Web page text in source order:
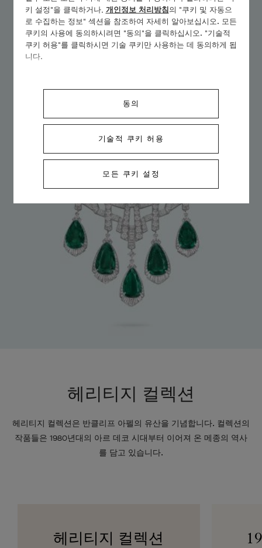
컬렉션 자세히 보기
헤리티지 컬렉션
헤리티지 컬렉션은 반클리프 아펠의 유산을 기념합니다. 컬렉션의
작품들은 1980년대의 아르 데코 시대부터 이어져 온 메종의 역사
를 담고 있습니다.
헤리티지 컬렉션
키 설정"을 클릭하거나, 개인정보 처리방침의 "쿠키 및 자동으
로 수집하는 정보" 섹션을 참조하여 자세히 알아보십시오. 모든
쿠키의 사용에 동의하시려면 "동의"을 클릭하십시오. "기술적
쿠키 허용"를 클릭하시면 기술 쿠키만 사용하는 데 동의하게 됩
니다.
동의
기술적 쿠키 허용
모든 쿠키 설정